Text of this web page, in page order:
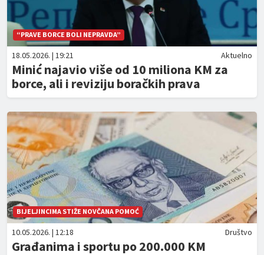
“PRAVE BORCE BOLI NEPRAVDA”
18.05.2026. | 19:21 Aktuelno
Minić najavio više od 10 miliona KM za
borce, ali i reviziju boračkih prava
BIJELJINCIMA STIŽE NOVČANA POMOĆ
10.05.2026. | 12:18 Društvo
Građanima i sportu po 200.000 KM